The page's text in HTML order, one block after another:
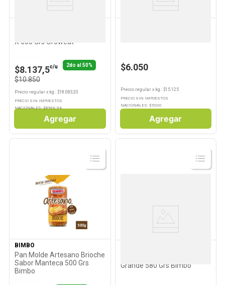
X 600 Grs Oroweat
$8.137,5c/u 2do al 50%
$10.850
Precio regular x kg. : $18.083,33
PRECIO SIN IMPUESTOS
NACIONALES: $8966,94
Agregar
$6.050
Precio regularx kg. : $15.125
PRECIO SIN IMPUESTOS
NACIONALES: $5000
Agregar
Ver
Producto
BIMBO
Pan Molde Artesano Brioche
Sabor Manteca 500 Grs
Bimbo
Ver
Producto
Grande 580 Grs Bimbo